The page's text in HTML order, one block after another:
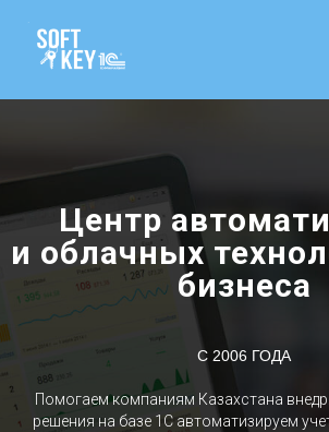
Центр
и облачных
бизнеса
С 2006 ГОДА
Помогаем компаниям Казахстана
решения на базе 1С автоматизируем